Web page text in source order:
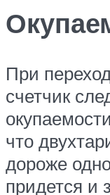
При
счетчик
что
дороже
придется и